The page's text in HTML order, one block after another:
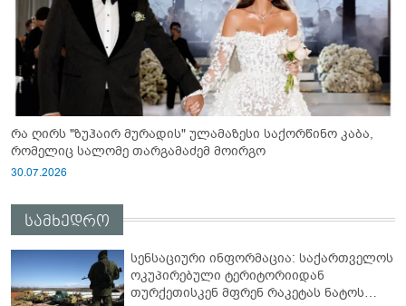
რა ღირს "ზუჰაირ მურადის" ულამაზესი საქორწინო კაბა,
რომელიც სალომე თარგამაძემ მოირგო
30.07.2026
სამხედრო
სენსაციური ინფორმაცია: საქართველოს
ოკუპირებული ტერიტორიიდან
თურქეთისკენ მფრენ რაკეტას ნატოს